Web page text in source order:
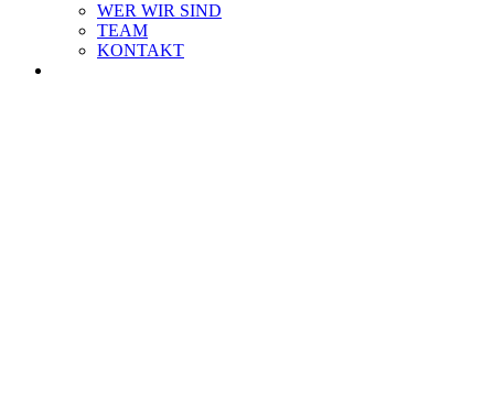
WER WIR SIND
TEAM
KONTAKT